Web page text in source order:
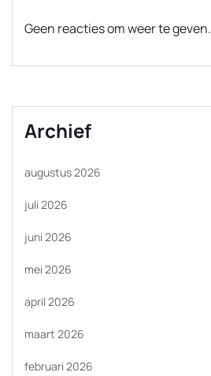
Geen reacties om weer te geven.
Archief
augustus 2026
juli 2026
juni 2026
mei 2026
april 2026
maart 2026
februari 2026